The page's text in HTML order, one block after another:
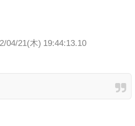
04/21(木) 19:44:13.10